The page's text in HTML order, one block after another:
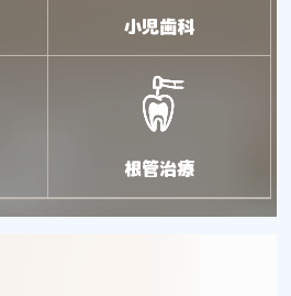
小児歯科
根管治療